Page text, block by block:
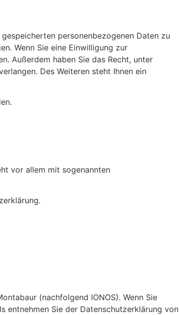
personenbezogenen Daten zu
Wenn Sie eine Einwilligung zur
Außerdem haben Sie das Recht, unter
Des Weiteren steht Ihnen ein
vor allem mit sogenannten
(nachfolgend IONOS). Wenn Sie
entnehmen Sie der Datenschutzerklärung von